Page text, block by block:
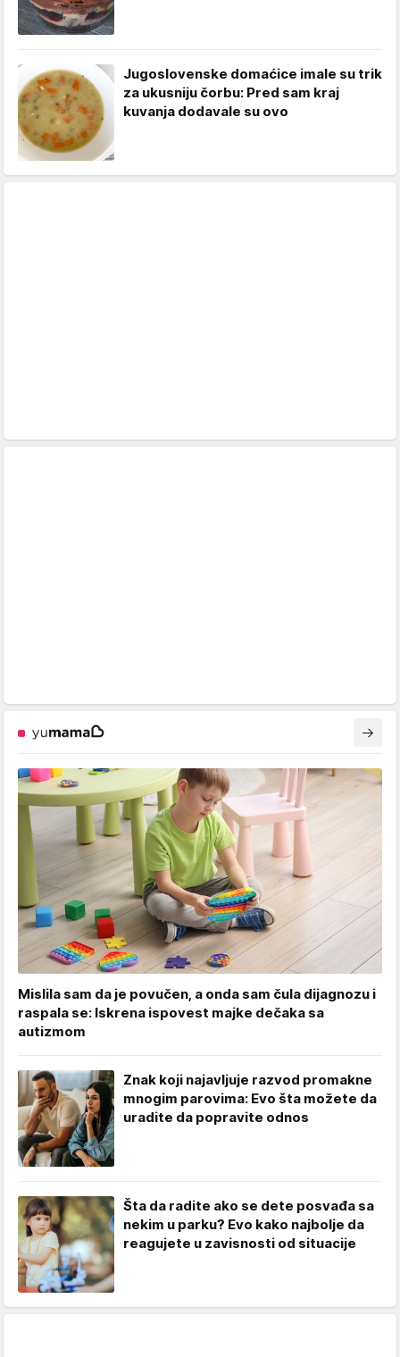
Jugoslovenske domaćice imale su trik
za ukusniju čorbu: Pred sam kraj
kuvanja dodavale su ovo
Mislila sam da je povučen, a onda sam čula dijagnozu i
raspala se: Iskrena ispovest majke dečaka sa
autizmom
Znak koji najavljuje razvod promakne
mnogim parovima: Evo šta možete da
uradite da popravite odnos
Šta da radite ako se dete posvađa sa
nekim u parku? Evo kako najbolje da
reagujete u zavisnosti od situacije